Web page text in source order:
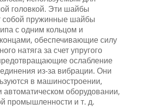
головкой. Эти шайбы
собой пружинные шайбы
с одним кольцом и
обеспечивающие силу
натяга за счет упругого
ослабление
из-за вибрации. Они
в машиностроении,
автоматическом оборудовании,
промышленности и т. д.